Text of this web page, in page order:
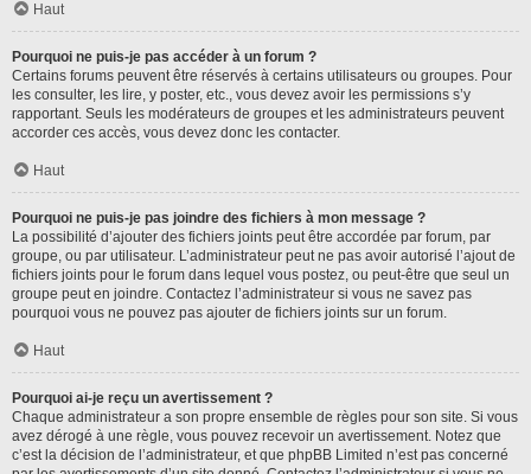
Haut
Pourquoi ne puis-je pas accéder à un forum ?
Certains forums peuvent être réservés à certains utilisateurs ou groupes. Pour
les consulter, les lire, y poster, etc., vous devez avoir les permissions s’y
rapportant. Seuls les modérateurs de groupes et les administrateurs peuvent
accorder ces accès, vous devez donc les contacter.
Haut
Pourquoi ne puis-je pas joindre des fichiers à mon message ?
La possibilité d’ajouter des fichiers joints peut être accordée par forum, par
groupe, ou par utilisateur. L’administrateur peut ne pas avoir autorisé l’ajout de
fichiers joints pour le forum dans lequel vous postez, ou peut-être que seul un
groupe peut en joindre. Contactez l’administrateur si vous ne savez pas
pourquoi vous ne pouvez pas ajouter de fichiers joints sur un forum.
Haut
Pourquoi ai-je reçu un avertissement ?
Chaque administrateur a son propre ensemble de règles pour son site. Si vous
avez dérogé à une règle, vous pouvez recevoir un avertissement. Notez que
c’est la décision de l’administrateur, et que phpBB Limited n’est pas concerné